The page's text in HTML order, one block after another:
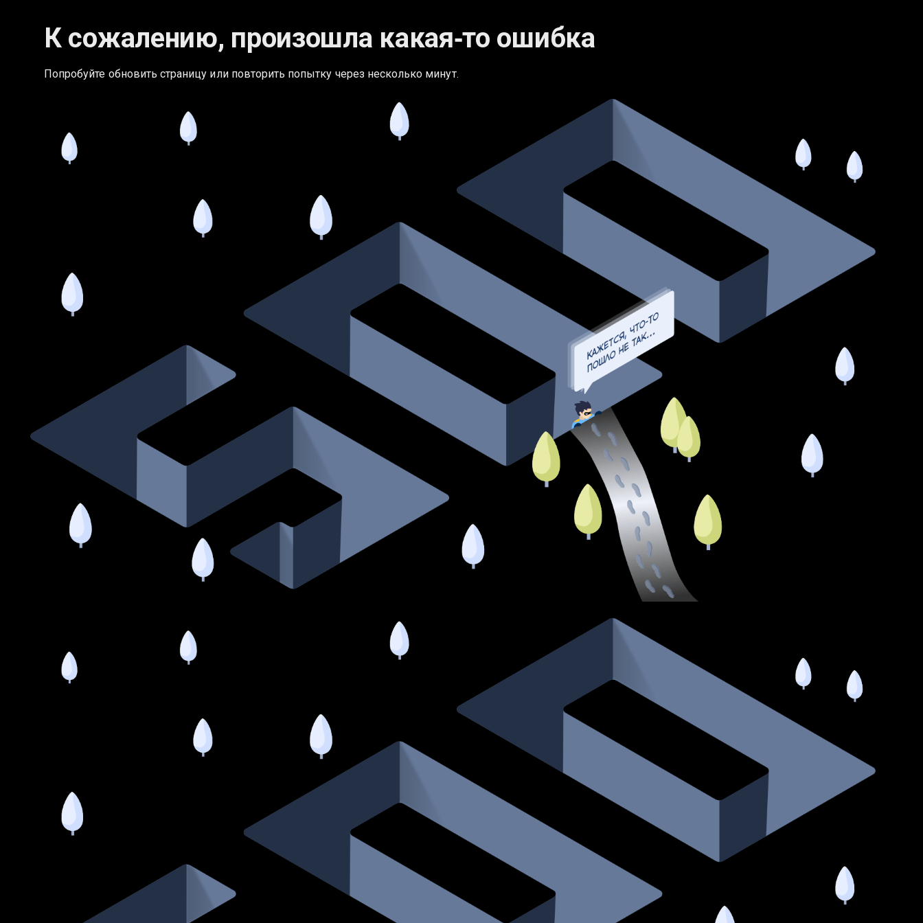
К сожалению, произошла какая‑то ошибка
Попробуйте обновить страницу или повторить попытку через несколько минут.